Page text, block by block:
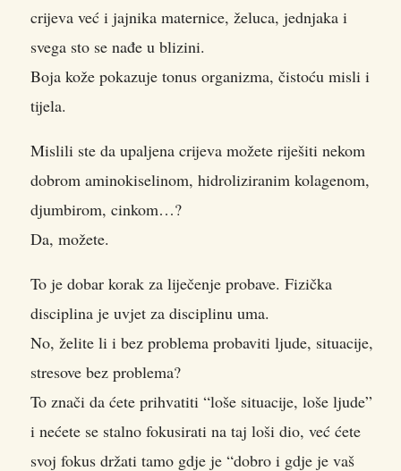
crijeva već i jajnika maternice, želuca, jednjaka i
svega sto se nađe u blizini.
Boja kože pokazuje tonus organizma, čistoću misli i
tijela.
Mislili ste da upaljena crijeva možete riješiti nekom
dobrom aminokiselinom, hidroliziranim kolagenom,
djumbirom, cinkom…?
Da, možete.
To je dobar korak za liječenje probave. Fizička
disciplina je uvjet za disciplinu uma.
No, želite li i bez problema probaviti ljude, situacije,
stresove bez problema?
To znači da ćete prihvatiti “loše situacije, loše ljude”
i nećete se stalno fokusirati na taj loši dio, već ćete
svoj fokus držati tamo gdje je “dobro i gdje je vaš